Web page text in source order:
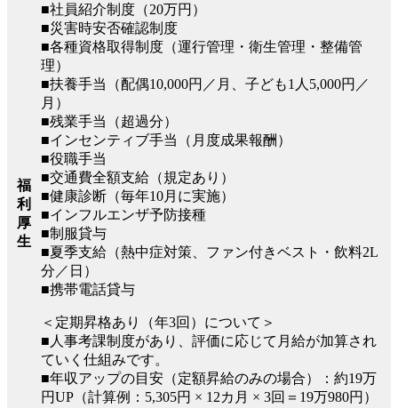
福
利
厚
生
■社員紹介制度（20万円）
■災害時安否確認制度
■各種資格取得制度（運行管理・衛生管理・整備管
理）
■扶養手当（配偶10,000円／月、子ども1人5,000円／
月）
■残業手当（超過分）
■インセンティブ手当（月度成果報酬）
■役職手当
■交通費全額支給（規定あり）
■健康診断（毎年10月に実施）
■インフルエンザ予防接種
■制服貸与
■夏季支給（熱中症対策、ファン付きベスト・飲料2L
分／日）
■携帯電話貸与
＜定期昇格あり（年3回）について＞
■人事考課制度があり、評価に応じて月給が加算され
ていく仕組みです。
■年収アップの目安（定額昇給のみの場合）：約19万
円UP（計算例：5,305円 × 12カ月 × 3回＝19万980円）